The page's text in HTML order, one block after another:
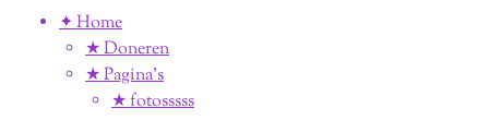
✦ Home
★ Doneren
★ Pagina’s
★ fotosssss